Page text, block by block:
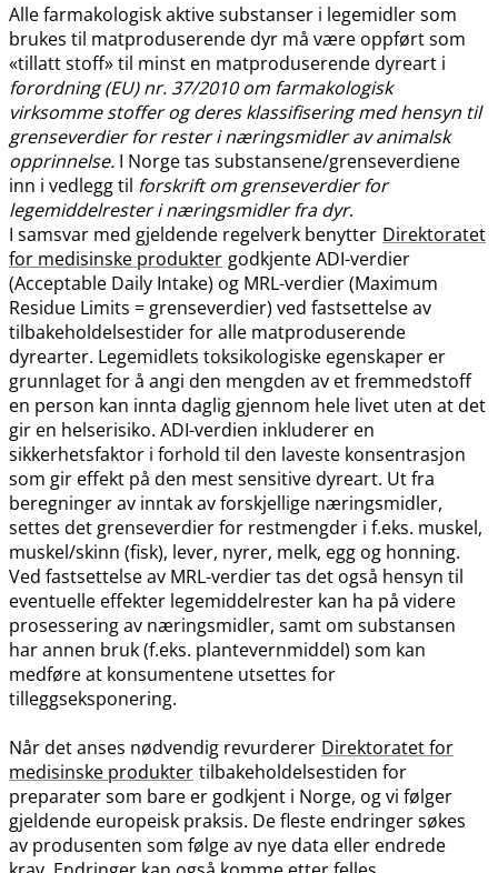
Alle farmakologisk aktive substanser i legemidler som
brukes til matproduserende dyr må være oppført som
«tillatt stoff» til minst en matproduserende dyreart i
forordning (EU) nr. 37/2010 om farmakologisk
virksomme stoffer og deres klassifisering med hensyn til
grenseverdier for rester i næringsmidler av animalsk
opprinnelse. I Norge tas substansene​/​grenseverdiene
inn i vedlegg til forskrift om grenseverdier for
legemiddelrester i næringsmidler fra dyr.
I samsvar med gjeldende regelverk benytter Direktoratet
for medisinske produkter godkjente ADI-verdier
(Acceptable Daily Intake) og MRL-verdier (Maximum
Residue Limits = grenseverdier) ved fastsettelse av
tilbakeholdelsestider for alle matproduserende
dyrearter. Legemidlets toksikologiske egenskaper er
grunnlaget for å angi den mengden av et fremmedstoff
en person kan innta daglig gjennom hele livet uten at det
gir en helserisiko. ADI-verdien inkluderer en
sikkerhetsfaktor i forhold til den laveste konsentrasjon
som gir effekt på den mest sensitive dyreart. Ut fra
beregninger av inntak av forskjellige næringsmidler,
settes det grenseverdier for restmengder i f.eks. muskel,
muskel​/​skinn (fisk), lever, nyrer, melk, egg og honning.
Ved fastsettelse av MRL-verdier tas det også hensyn til
eventuelle effekter legemiddelrester kan ha på videre
prosessering av næringsmidler, samt om substansen
har annen bruk (f.eks. plantevernmiddel) som kan
medføre at konsumentene utsettes for
tilleggseksponering.
Når det anses nødvendig revurderer Direktoratet for
medisinske produkter tilbakeholdelsestiden for
preparater som bare er godkjent i Norge, og vi følger
gjeldende europeisk praksis. De fleste endringer søkes
av produsenten som følge av nye data eller endrede